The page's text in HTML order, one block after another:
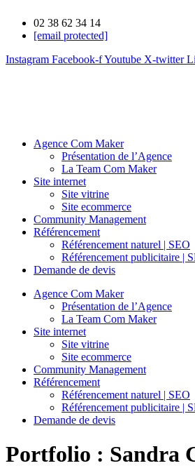
02 38 62 34 14
[email protected]
Instagram Facebook-fYoutube X-twitter
Agence Com Maker
Présentation de l’Agence
La Team Com Maker
Site internet
Site vitrine
Site ecommerce
Community Management
Référencement
Référencement naturel | SEO
Référencement publicitaire |
Demande de devis
Agence Com Maker
Présentation de l’Agence
La Team Com Maker
Site internet
Site vitrine
Site ecommerce
Community Management
Référencement
Référencement naturel | SEO
Référencement publicitaire |
Demande de devis
Portfolio : Sandra